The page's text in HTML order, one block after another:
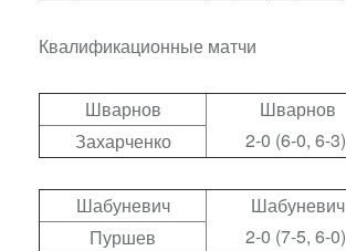
Квалификационные матчи
Шварнов
Шварнов
2-0 (6-0, 6-3)
Захарченко
Шабуневич
Шабуневич
2-0 (7-5, 6-0)
Пуршев